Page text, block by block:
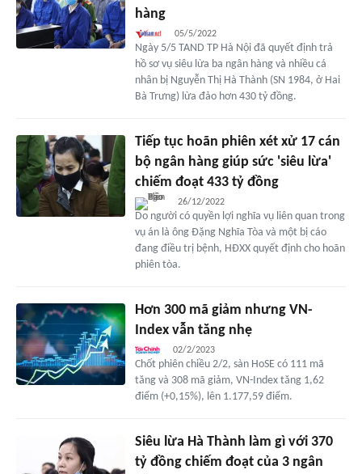
hàng
05/5/2022
Ngày 5/5 TAND TP Hà Nội đã quyết định trả
hồ sơ vụ siêu lừa ba ngân hàng và nhiều cá
nhân bị Nguyễn Thị Hà Thành (SN 1984, ở Hai
Bà Trưng) lừa đảo hơn 430 tỷ đồng.
Tiếp tục hoãn phiên xét xử 17 cán
bộ ngân hàng giúp sức 'siêu lừa'
chiếm đoạt 433 tỷ đồng
26/12/2022
Do người có quyền lợi nghĩa vụ liên quan trong
vụ án là ông Đặng Nghĩa Tòa và một bị cáo
đang điều trị bệnh, HĐXX quyết định cho hoãn
phiên tòa.
Hơn 300 mã giảm nhưng VN-
Index vẫn tăng nhẹ
02/2/2023
Chốt phiên chiều 2/2, sàn HoSE có 111 mã
tăng và 308 mã giảm, VN-Index tăng 1,62
điểm (+0,15%), lên 1.177,59 điểm.
Siêu lừa Hà Thành làm gì với 370
tỷ đồng chiếm đoạt của 3 ngân